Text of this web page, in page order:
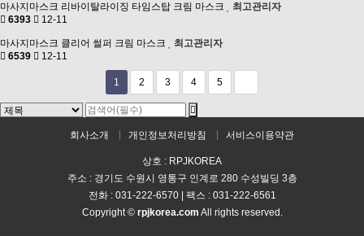
마사지마스크 리바이탈라이징 타임스탑 크림 마스크
최고관리자
6393
12-11
마사지마스크 클리어 썰퍼 크림 마스크
최고관리자
6539
12-11
1 2 3 4 5
회사소개 개인정보처리방침 서비스이용약관
상호 : RPJKOREA
주소 : 경기도 수원시 영통구 인계로 280 수성빌딩 3층
전화 : 031-222-6570 | 팩스 : 031-222-6561
Copyright © rpjkorea.com All rights reserved.